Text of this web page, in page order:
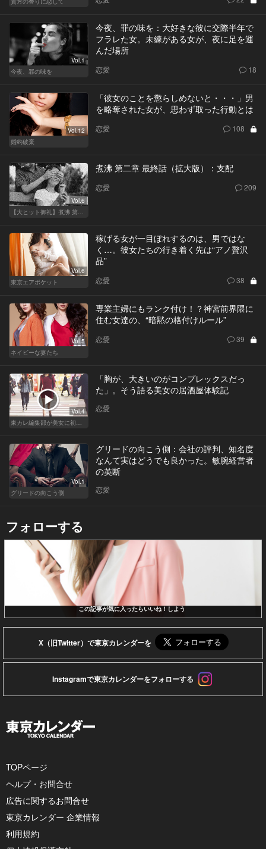
Vol.1
今夜、罪の味を
今夜、罪の味を：大好きな彼に交際半年で
フラレた女。未練がある女が、夜に足を運
んだ場所
恋愛 18
Vol.12
婚約破棄
「彼女のことを懲らしめないと・・・」男
を略奪された女が、思わず取った行動とは
恋愛 108
Vol.6
煮沸 第二章 最終話（拡大版）：支配
恋愛 209
Vol.6
東京エアポケット
稼げる女が一目ぼれするのは、男ではな
く…。彼女たちの行き着く先は“アノ贅沢
品”
恋愛 38
Vol.5
ネイビーな妻たち
専業主婦にもランク付け！？神宮前界隈に
住む女達の、“暗黙の格付けルール”
恋愛 39
Vol.4
「胸が、大きいのがコンプレックスだっ
た」。そう語る美女の居酒屋体験記
恋愛
Vol.1
グリードの向こう側
グリードの向こう側：会社の評判、知名度
なんて実はどうでも良かった。敏腕経営者
の英断
恋愛
フォローする
この記事が気に入ったらいいね！しよう
X（旧Twitter）で東京カレンダーを
Instagramで東京カレンダーをフォローする
TOPページ
ヘルプ・お問合せ
広告に関するお問合せ
東京カレンダー 企業情報
利用規約